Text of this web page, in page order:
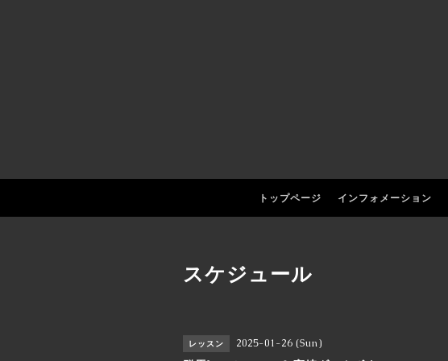
トップページ インフォメーション
スケジュール
レッスン 2025-01-26 (Sun)